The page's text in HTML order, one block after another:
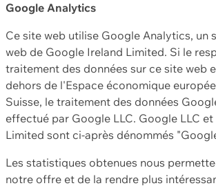
Google Analytics
Ce site web utilise Google Analytics, un
web de Google Ireland Limited. Si le
traitement des données sur ce site web
dehors de l'Espace économique
Suisse, le traitement des données
effectué par Google LLC. Google LLC
Limited sont ci-après dénommés
Les statistiques obtenues nous
notre offre et de la rendre plus